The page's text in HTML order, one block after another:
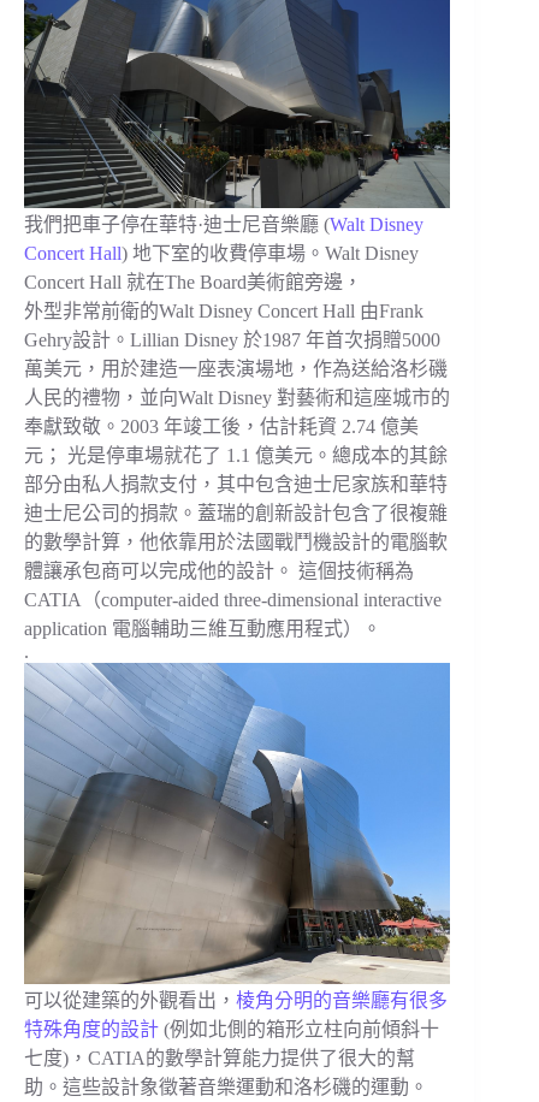
我們把車子停在華特·迪士尼音樂廳 (Walt Disney
Concert Hall) 地下室的收費停車場。Walt Disney
Concert Hall 就在The Board美術館旁邊，
外型非常前衛的Walt Disney Concert Hall 由Frank
Gehry設計。Lillian Disney 於1987 年首次捐贈5000
萬美元，用於建造一座表演場地，作為送給洛杉磯
人民的禮物，並向Walt Disney 對藝術和這座城市的
奉獻致敬。2003 年竣工後，估計耗資 2.74 億美
元； 光是停車場就花了 1.1 億美元。總成本的其餘
部分由私人捐款支付，其中包含迪士尼家族和華特
迪士尼公司的捐款。蓋瑞的創新設計包含了很複雜
的數學計算，他依靠用於法國戰鬥機設計的電腦軟
體讓承包商可以完成他的設計。 這個技術稱為
CATIA（computer-aided three-dimensional interactive
application 電腦輔助三維互動應用程式）。
.
可以從建築的外觀看出， 棱角分明的音樂廳有很多
特殊角度的設計 (例如北側的箱形立柱向前傾斜十
七度)，CATIA的數學計算能力提供了很大的幫
助。這些設計象徵著音樂運動和洛杉磯的運動。